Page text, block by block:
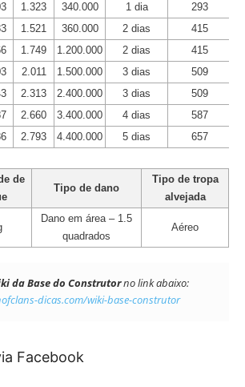
1.323 340.000 1 dia
293
1.521 360.000 2 dias
415
1.749 1.200.000 2 dias
415
2.011 1.500.000 3 dias
509
2.313 2.400.000 3 dias
509
2.660 3.400.000 4 dias
587
2.793 4.400.000 5 dias 657
de
Tipo de dano
Tipo de tropa
alvejada
Dano em área – 1.5
quadrados
Aéreo
da Base do Construtorno link abaixo:
dicas.com/wiki-base-construtor
Facebook